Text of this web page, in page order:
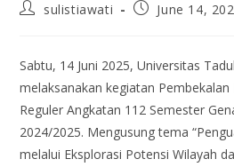
sulistiawati June 14,
Sabtu, 14 Juni 2025, Universitas
melaksanakan kegiatan
Reguler Angkatan 112 Semester
2024/2025. Mengusung tema
melalui Eksplorasi Potensi Wilayah